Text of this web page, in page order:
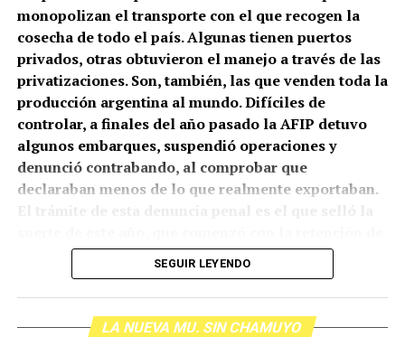
monopolizan el transporte con el que recogen la
cosecha de todo el país. Algunas tienen puertos
privados, otras obtuvieron el manejo a través de las
privatizaciones. Son, también, las que venden toda la
producción argentina al mundo. Difíciles de
controlar, a finales del año pasado la AFIP detuvo
algunos embarques, suspendió operaciones y
denunció contrabando, al comprobar que
declaraban menos de lo que realmente exportaban.
las liquidaciones y su consecuencia en las reservas.
SEGUIR LEYENDO
LA NUEVA MU. SIN CHAMUYO